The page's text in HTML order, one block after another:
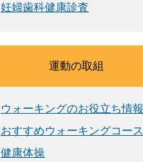
妊婦歯科健康診査
運動の取組
ウォーキングのお役立ち情報
おすすめウォーキングコース
健康体操